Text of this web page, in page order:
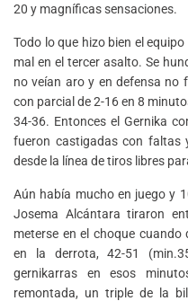
20 y magníficas sensaciones.
Todo lo que hizo bien el
mal en el tercer asalto. Se
no veían aro y en defensa no
con parcial de 2-16 en 8
34-36. Entonces el Gernika
fueron castigadas con faltas
desde la línea de tiros libres
Aún había mucho en juego y
Josema Alcántara tiraron
meterse en el choque
en la derrota, 42-51
gernikarras en esos
remontada, un triple de la